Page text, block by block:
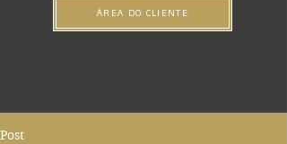
ÁREA DO CLIENTE
Post